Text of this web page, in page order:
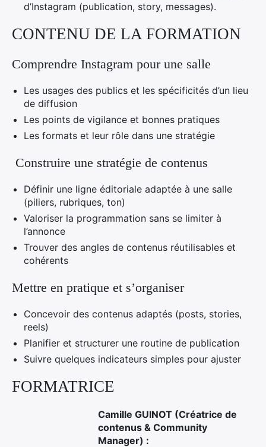
d’Instagram (publication, story, messages).
CONTENU DE LA FORMATION
Comprendre Instagram pour une salle
Les usages des publics et les spécificités d’un lieu
de diffusion
Les points de vigilance et bonnes pratiques
Les formats et leur rôle dans une stratégie
Construire une stratégie de contenus
Définir une ligne éditoriale adaptée à une salle
(piliers, rubriques, ton)
Valoriser la programmation sans se limiter à
l’annonce
Trouver des angles de contenus réutilisables et
cohérents
Mettre en pratique et s’organiser
Concevoir des contenus adaptés (posts, stories,
reels)
Planifier et structurer une routine de publication
Suivre quelques indicateurs simples pour ajuster
FORMATRICE
Camille GUINOT (Créatrice de
contenus & Community
Manager) :